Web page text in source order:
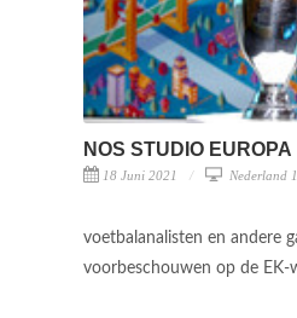
NOS STUDIO EUROPA
18 Juni 2021 Nederland 1
voetbalanalisten en andere
voorbeschouwen op de EK-